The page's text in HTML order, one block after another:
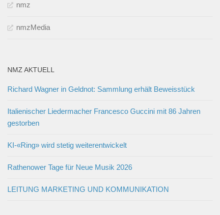
nmz
nmzMedia
NMZ AKTUELL
Richard Wagner in Geldnot: Sammlung erhält Beweisstück
Italienischer Liedermacher Francesco Guccini mit 86 Jahren
gestorben
KI-«Ring» wird stetig weiterentwickelt
Rathenower Tage für Neue Musik 2026
LEITUNG MARKETING UND KOMMUNIKATION